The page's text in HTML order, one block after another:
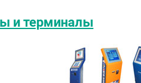
и терминалы